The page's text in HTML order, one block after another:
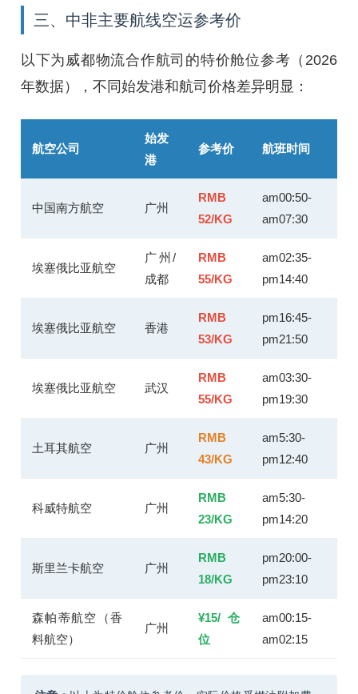
三、中非主要航线空运参考价
以下为威都物流合作航司的特价舱位参考（2026
年数据），不同始发港和航司价格差异明显：
航空公司
始发
港
参考价 航班时间
中国南方航空 广州
RMB
52/KG
am00:50-
am07:30
埃塞俄比亚航空
广州/
成都
RMB
55/KG
am02:35-
pm14:40
埃塞俄比亚航空 香港
RMB
53/KG
pm16:45-
pm21:50
埃塞俄比亚航空 武汉
RMB
55/KG
am03:30-
pm19:30
土耳其航空 广州
RMB
43/KG
am5:30-
pm12:40
科威特航空 广州
RMB
23/KG
am5:30-
pm14:20
斯里兰卡航空 广州
RMB
18/KG
pm20:00-
pm23:10
森帕蒂航空（香
料航空）
广州
¥15/仓
位
am00:15-
am02:15